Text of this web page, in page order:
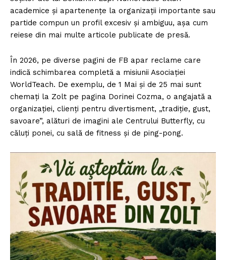
academice și apartenențe la organizații importante sau
partide compun un profil excesiv și ambiguu, așa cum
reiese din mai multe articole publicate de presă.
În 2026, pe diverse pagini de FB apar reclame care
indică schimbarea completă a misiunii Asociației
WorldTeach. De exemplu, de 1 Mai și de 25 mai sunt
chemați la Zolt pe pagina Dorinei Cozma, o angajată a
organizației, clienți pentru divertisment, „tradiție, gust,
savoare”, alături de imagini ale Centrului Butterfly, cu
căluți ponei, cu sală de fitness și de ping-pong.